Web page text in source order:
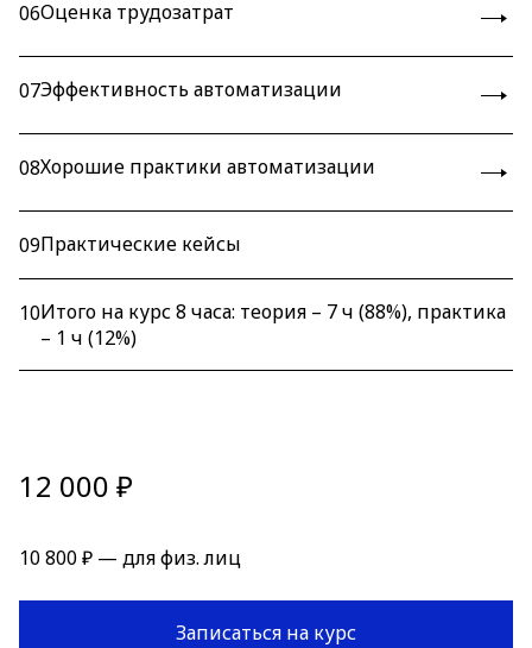
06Оценка трудозатрат
07Эффективность автоматизации
08Хорошие практики автоматизации
09Практические кейсы
10Итого на курс 8 часа: теория – 7 ч (88%), практика
– 1 ч (12%)
12 000 ₽
10 800 ₽ — для физ. лиц
Записаться на курс